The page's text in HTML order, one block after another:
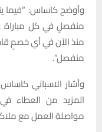
وأوضح كاساس: “فيما
منفصلٍ في كل مباراة
منذ الآن في أي خصمٍ
منفصل”.
وأشار الاسباني
المزيد من العطاءِ
مواصلةِ العمل مع